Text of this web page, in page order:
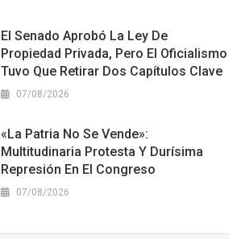
El Senado Aprobó La Ley De
Propiedad Privada, Pero El Oficialismo
Tuvo Que Retirar Dos Capítulos Clave
07/08/2026
«La Patria No Se Vende»:
Multitudinaria Protesta Y Durísima
Represión En El Congreso
07/08/2026